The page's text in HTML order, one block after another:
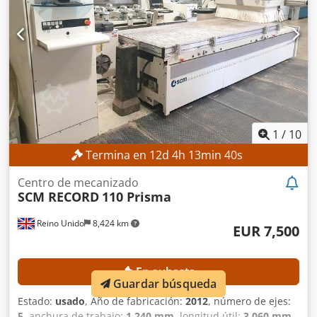
1 / 10
Termina en 12d 4h 13min 38s
Reino Unido 8,424 km
Centro de mecanizado
SCM RECORD 110 Prisma
EUR 7,500
En subasta
Estado: usado, Año de fabricación:2012, número de ejes:
Guardar búsqueda